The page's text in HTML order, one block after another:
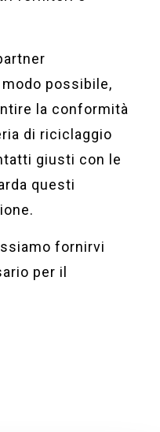
possibile,
la conformità
di riciclaggio
giusti con le
questi
fornirvi
per il